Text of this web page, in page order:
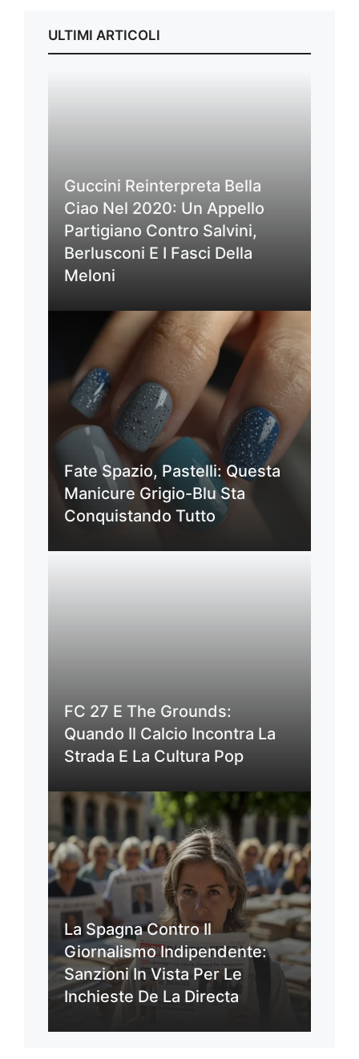
ULTIMI ARTICOLI
Guccini Reinterpreta Bella
Ciao Nel 2020: Un Appello
Partigiano Contro Salvini,
Berlusconi E I Fasci Della
Meloni
Fate Spazio, Pastelli: Questa
Manicure Grigio-Blu Sta
Conquistando Tutto
FC 27 E The Grounds:
Quando Il Calcio Incontra La
Strada E La Cultura Pop
La Spagna Contro Il
Giornalismo Indipendente:
Sanzioni In Vista Per Le
Inchieste De La Directa